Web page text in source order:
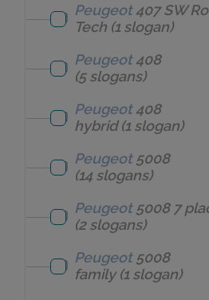
Peugeot 407 SW
Tech (1 slogan)
Peugeot 408
(5 slogans)
Peugeot 408
hybrid(1 slogan)
Peugeot 5008
(14 slogans)
Peugeot 5008 7
(2 slogans)
Peugeot 5008
family(1 slogan)